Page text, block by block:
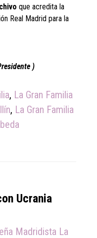
que acredita la
Real Madrid para la
)
, La Gran Familia
, La Gran Familia
Ucrania
Madridista La